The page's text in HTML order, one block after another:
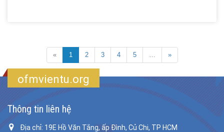
« 1 2 3 4 5 … »
ofmvientu.org
Thông tin liên hệ
Địa chỉ: 19E Hồ Văn Tắng, ấp Đình, Củ Chi, TP HCM